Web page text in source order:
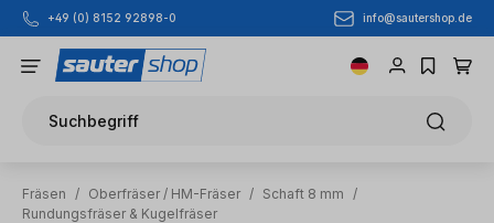
Zum Hauptinhalt springen
+49 (0) 8152 92898-0 info@sautershop.de
Suchbegriff
Fräsen / Oberfräser / HM-Fräser / Schaft 8 mm
/
Rundungsfräser & Kugelfräser